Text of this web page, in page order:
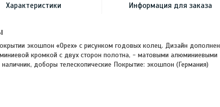
Характеристики Информация для заказа
экошпон «Орех» с рисунком годовых колец. Дизайн дополнен
кромкой с двух сторон полотна, - матовыми алюминиевыми
доборы телескопические Покрытие: экошпон (Германия)